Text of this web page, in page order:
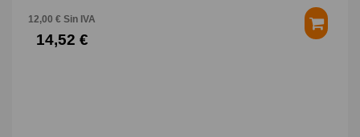
12,00 € Sin IVA
14,52 €